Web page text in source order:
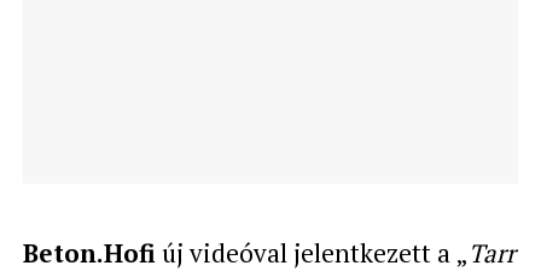
Beton.Hofiúj videóval jelentkezett a „Tarr